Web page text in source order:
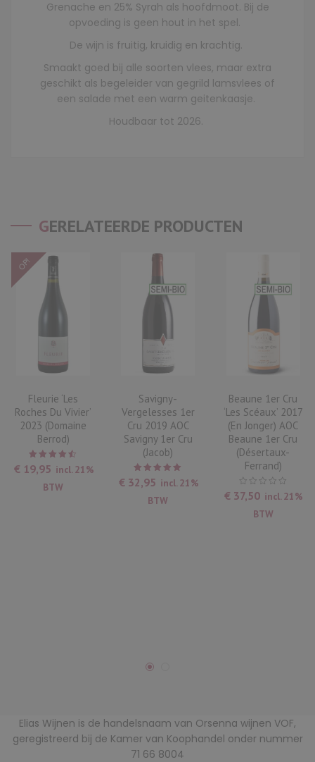
Grenache en 25% Syrah als hoofdmoot. Bij de
opvoeding is geen hout in het spel.
De wijn is fruitig, kruidig en krachtig.
Smaakt goed bij alle soorten vlees, maar extra
geschikt als begeleider van gegrild lamsvlees of
een salade met een warm geitenkaasje.
Houdbaar tot 2026.
GERELATEERDE PRODUCTEN
OP!
Fleurie ‘Les
Roches Du Vivier’
2023 (Domaine
Berrod)
Waardering
4.50
uit
€19,95 incl. 21%
BTW
Savigny-
Vergelesses 1er
Cru 2019 AOC
Savigny 1er Cru
(Jacob)
Waardering
5.00
uit
€32,95 incl. 21%
BTW
Beaune 1er Cru
‘Les Scéaux’ 2017
(en Jonger) AOC
Beaune 1er Cru
(Désertaux-
Ferrand)
€ 37,50 incl. 21%
BTW
Elias Wijnen is de handelsnaam van Orsenna wijnen VOF,
geregistreerd bij de Kamer van Koophandel onder nummer
71 66 8004